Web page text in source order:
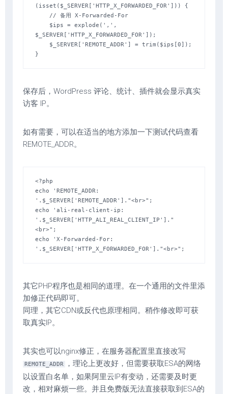
(isset($_SERVER['HTTP_X_FORWARDED_FOR'])) {
$_SERVER['HTTP_X_FORWARDED_FOR']);
}
保存后，WordPress 评论、统计、插件就会显示真实
访客 IP。
如有需要，可以在适当的地方添加一下测试代码查看
REMOTE_ADDR。
<?php
echo 'REMOTE_ADDR:
'.$_SERVER['REMOTE_ADDR']."<br>";
echo 'ali-real-client-ip:
'.$_SERVER['HTTP_ALI_REAL_CLIENT_IP']."
<br>";
echo 'X-Forwarded-For:
'.$_SERVER['HTTP_X_FORWARDED_FOR']."<br>";
其它PHP程序也是相同的道理。在一个通用的文件里添
加修正代码即可。
同理，其它CDN或反代也原理相同。稍作修改即可获
取真实IP。
其实也可以nginx修正，在服务器配置里直接改写
REMOTE_ADDR
，理论上更改好，但需要获取ESA的网络
以设置白名单，如果阿里云IP有变动，还需要及时更
改，相对麻烦一些。并且免费版无法直接获取到ESA的